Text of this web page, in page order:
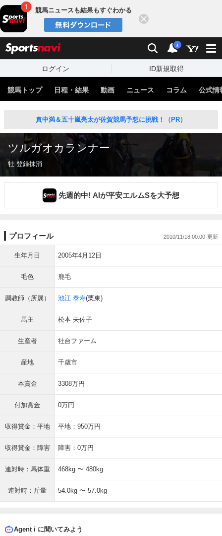
競馬ニュースも結果もすぐわかる
検索 通知
i
ログイン ID新規取得
競馬トップ 日程・結果 動画 ニュース コラム 公式情
真中満＆五十嵐亮太が佐賀競馬予想に挑戦！（PR）
ツルガオカランナー
牡 登録抹消
先週的中! AIが平安エルムSを大予想
プロフィール 2010/11/18 00:00
生年月日 2005年4月12日
毛色 鹿毛
調教師（所属） 池江 泰寿(栗東)
馬主 松本 夫佐子
生産者 社台ファーム
産地 千歳市
本賞金 3308万円
付加賞金 0万円
収得賞金：平地 平地：950万円
収得賞金：障害 障害：0万円
連対時：馬体重 468kg 〜 480kg
連対時：斤量 54.0kg 〜 57.0kg
Agent i に聞いてみよう